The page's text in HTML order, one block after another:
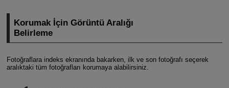
Korumak İçin Görüntü Aralığı
Belirleme
Fotoğraflara indeks ekranında bakarken, ilk ve son fotoğrafı seçerek
aralıktaki tüm fotoğrafları korumaya alabilirsiniz.